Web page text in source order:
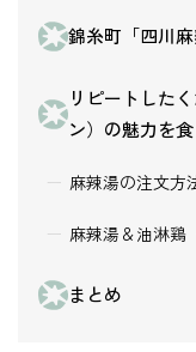
錦糸町「四川
リピートした
ン）の魅力を
麻辣湯の注文方
麻辣湯＆油淋鶏
まとめ